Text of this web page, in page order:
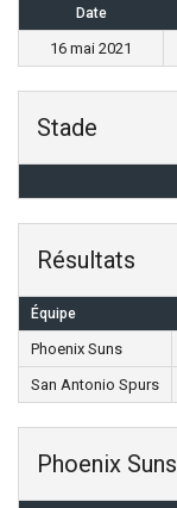
Date
16 mai 2021
Stade
Résultats
Équipe
Phoenix Suns
San Antonio Spurs
Phoenix Suns